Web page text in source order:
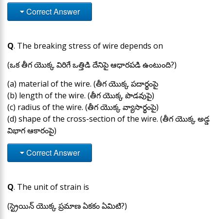
Correct Answer
Q. The breaking stress of wire depends on
(ఒక తీగ యొక్క విరిగే ఒత్తిడి దేనిపై ఆధారపడి ఉంటుంది?)
(a) material of the wire. (తీగ యొక్క పదార్థంపై
(b) length of the wire. (తీగ యొక్క పొడవుపై)
(c) radius of the wire. (తీగ యొక్క వ్యాసార్థంపై)
(d) shape of the cross-section of the wire. (తీగ యొక్క అడ్డ
విభాగ ఆకారంపై)
Correct Answer
Q. The unit of strain is
(స్ట్రెయిన్ యొక్క ప్రమాణ ఏకకం ఏమిటి?)